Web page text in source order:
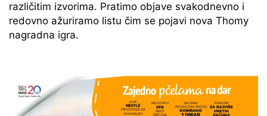
različitim izvorima. Pratimo objave svakodnevno i
redovno ažuriramo listu čim se pojavi nova Thomy
nagradna igra.